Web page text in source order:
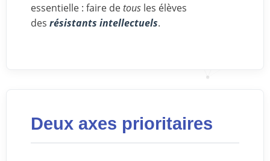
essentielle : faire detous les élèves
des résistants intellectuels.
Deux axes prioritaires